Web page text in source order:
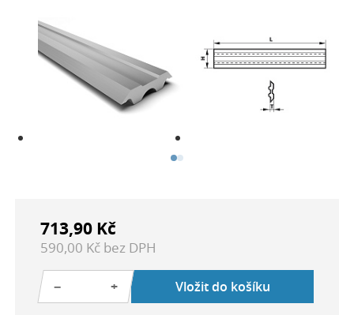
713,90 Kč
590,00 Kč bez DPH
− + Vložit do košíku